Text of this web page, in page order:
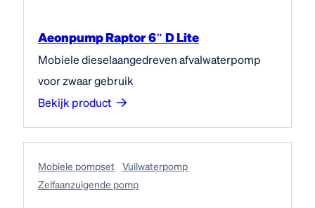
Aeonpump Raptor 6″ D Lite
Mobiele dieselaangedreven afvalwaterpomp
voor zwaar gebruik
Bekijk product
Mobiele pompset
Vuilwaterpomp
Zelfaanzuigende pomp